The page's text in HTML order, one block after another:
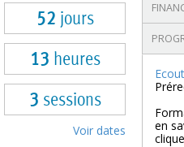
52 jours
13 heures
3 sessions
Voir dates
en